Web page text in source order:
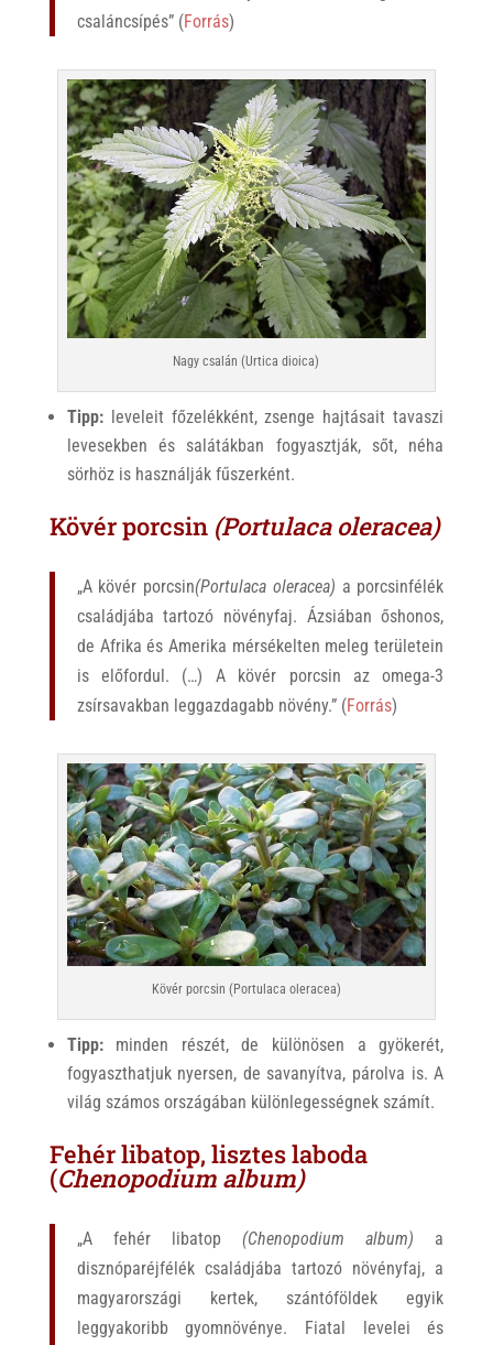
csaláncsípés” (Forrás)
Nagy csalán (Urtica dioica)
Tipp:leveleit főzelékként, zsenge hajtásait tavaszi
levesekben és salátákban fogyasztják, sőt, néha
sörhöz is használják fűszerként.
Kövér porcsin (Portulaca oleracea)
„A kövér porcsin(Portulaca oleracea) a porcsinfélék
családjába tartozó növényfaj. Ázsiában őshonos,
de Afrika és Amerika mérsékelten meleg területein
is előfordul. (…) A kövér porcsin az omega-3
zsírsavakban leggazdagabb növény.” (Forrás)
Kövér porcsin (Portulaca oleracea)
Tipp:minden részét, de különösen a gyökerét,
fogyaszthatjuk nyersen, de savanyítva, párolva is. A
világ számos országában különlegességnek számít.
Fehér libatop, lisztes laboda
(Chenopodium album)
„A fehér libatop (Chenopodium album) a
disznóparéjfélék családjába tartozó növényfaj, a
magyarországi kertek, szántóföldek egyik
leggyakoribb gyomnövénye. Fiatal levelei és